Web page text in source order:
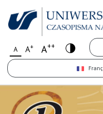
A A+ A++